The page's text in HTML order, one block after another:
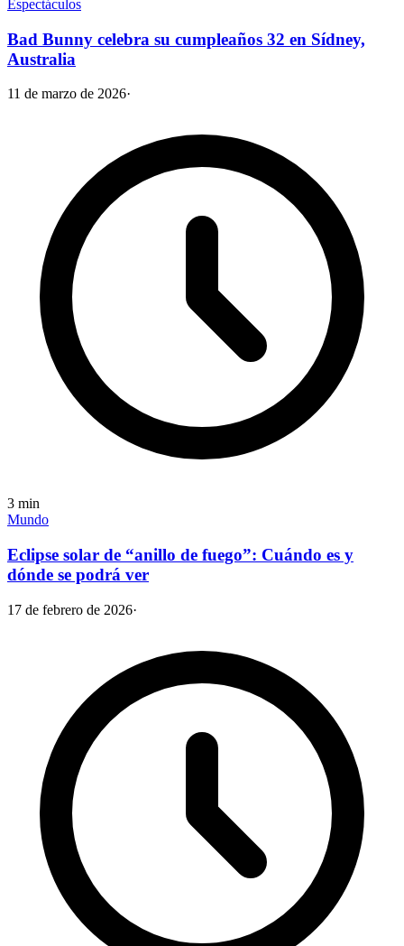
Espectáculos
Bad Bunny celebra su cumpleaños 32 en Sídney,
Australia
11 de marzo de 2026·
3 min
Mundo
Eclipse solar de “anillo de fuego”: Cuándo es y
dónde se podrá ver
17 de febrero de 2026·